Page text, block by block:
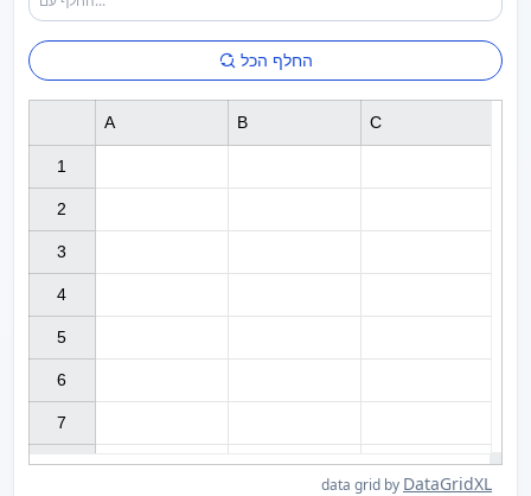
החלף הכל
1
2
3
4
5
6
7
A B C
data grid by DataGridXL